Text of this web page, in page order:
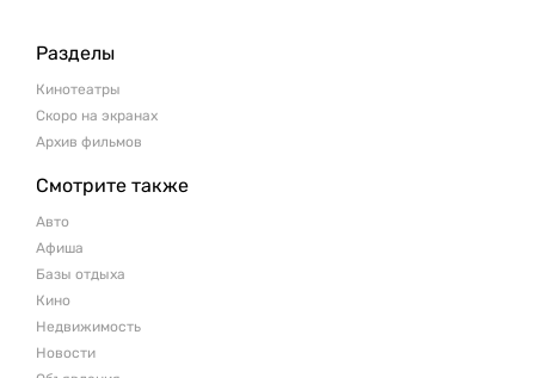
Разделы
Кинотеатры
Скоро на экранах
Архив фильмов
Смотрите также
Авто
Афиша
Базы отдыха
Кино
Недвижимость
Новости